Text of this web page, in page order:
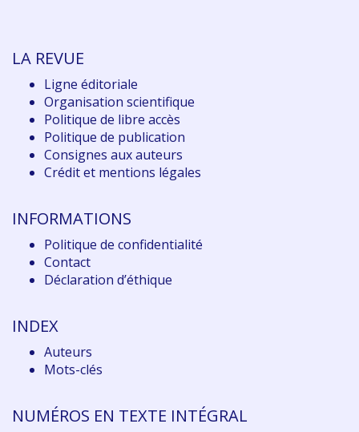
LA REVUE
Ligne éditoriale
Organisation scientifique
Politique de libre accès
Politique de publication
Consignes aux auteurs
Crédit et mentions légales
INFORMATIONS
Politique de confidentialité
Contact
Déclaration d’éthique
INDEX
Auteurs
Mots-clés
NUMÉROS EN TEXTE INTÉGRAL